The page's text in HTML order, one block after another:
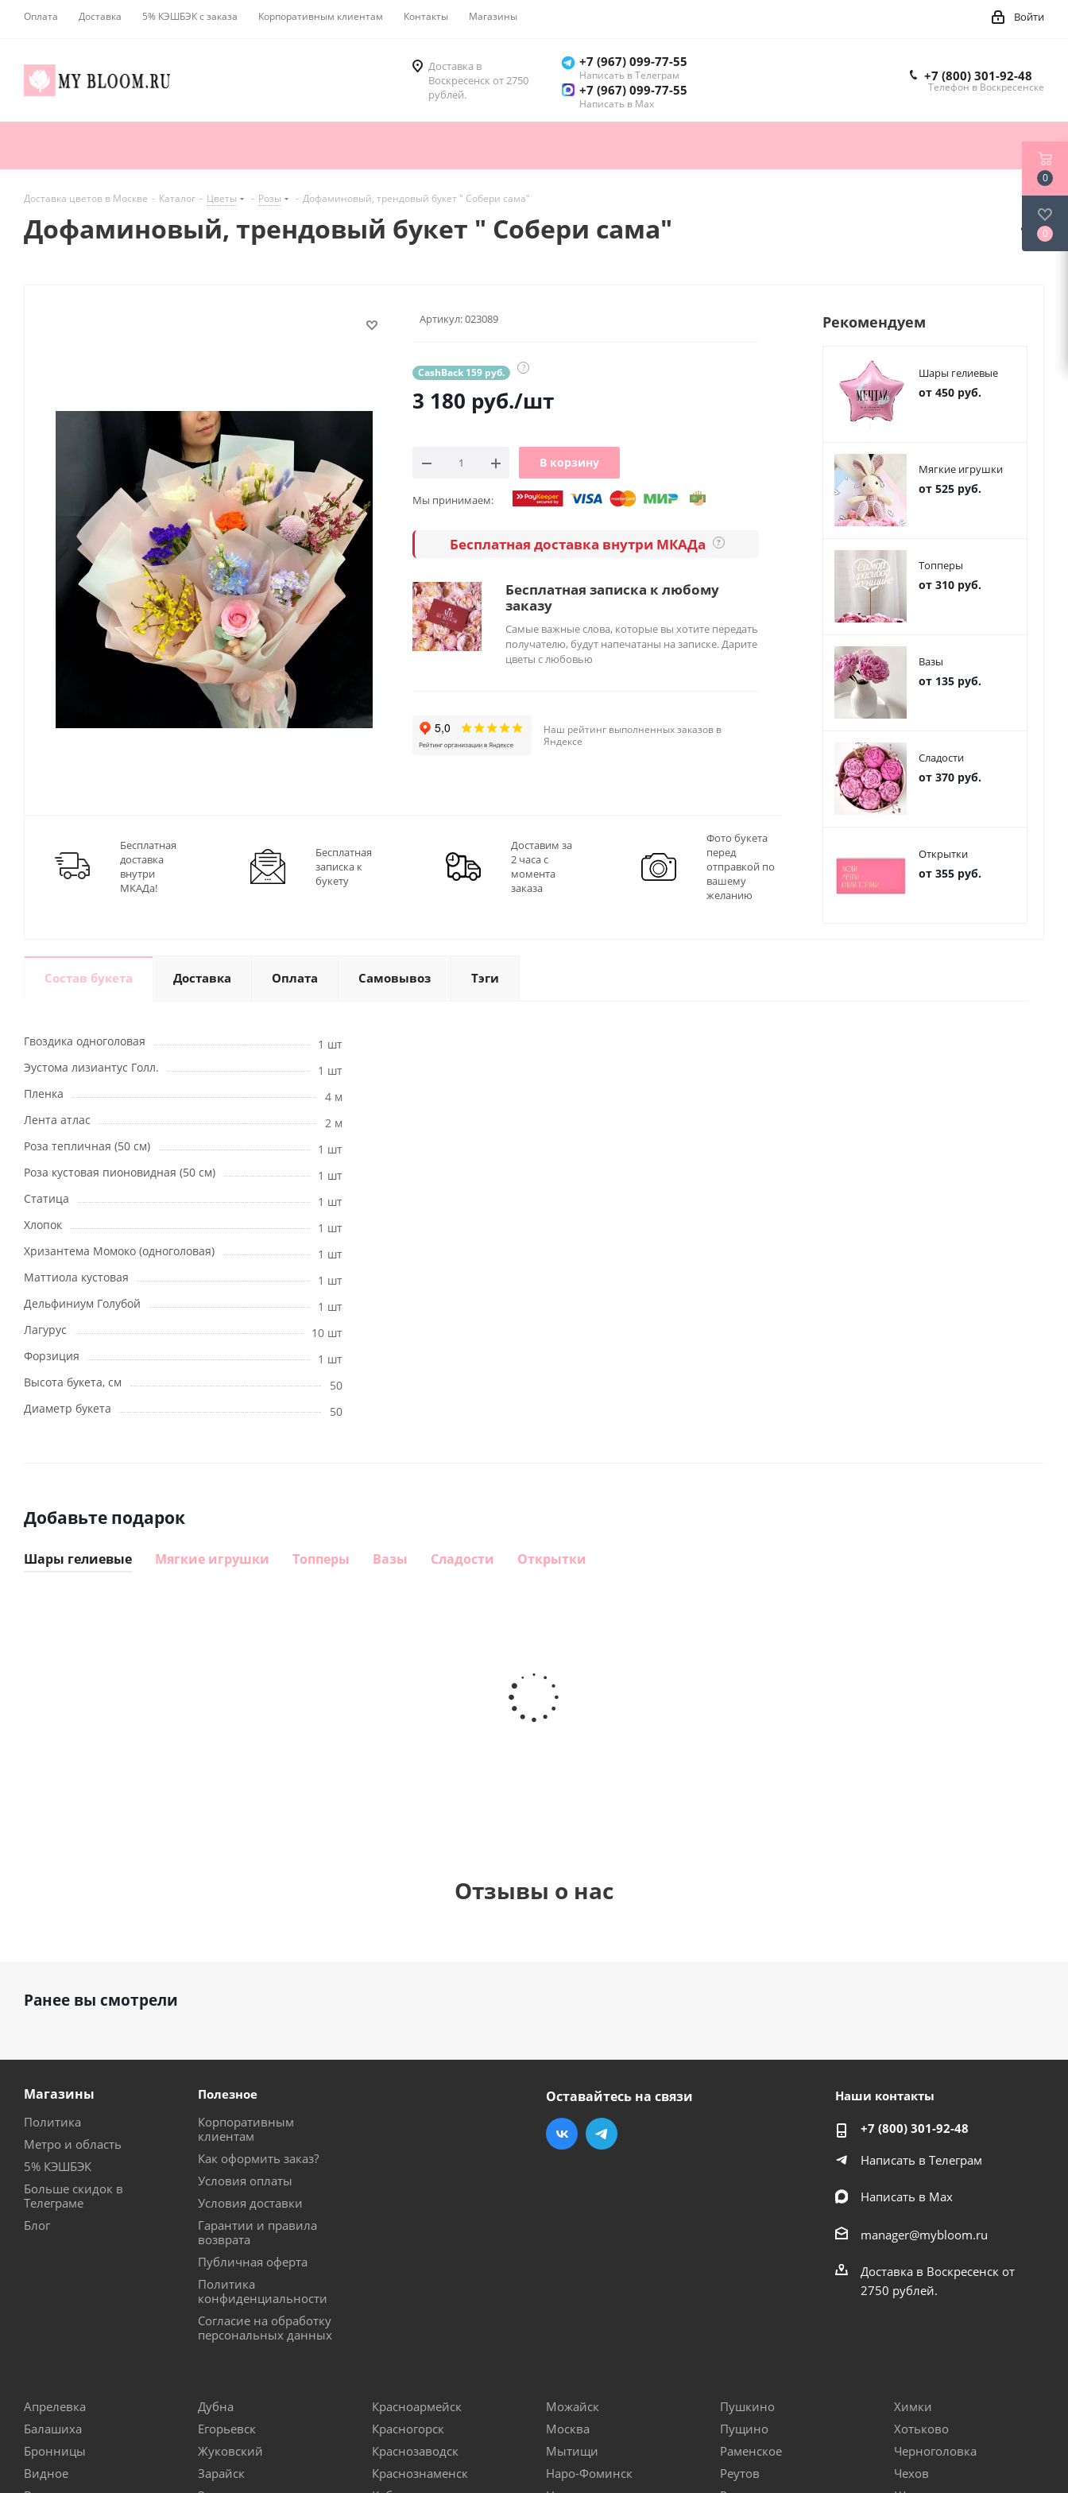
Оплата Доставка 5% КЭШБЭК с заказа Корпоративным клиентам Контакты Магазины Войти
Доставка в
Воскресенск от 2750
рублей.
+7 (967) 099-77-55
Написать в Телеграм
+7 (967) 099-77-55
Написать в Мах
+7 (800) 301-92-48
Телефон в Воскресенске
Доставка цветов в Москве - Каталог - Цветы - Розы - Дофаминовый, трендовый букет " Собери сама"
Дофаминовый, трендовый букет " Собери сама"
Артикул:023089
CashBack 159 руб. ?
3 180 руб./шт
В корзину
Мы принимаем:
Бесплатная доставка внутри МКАДа ?
Бесплатная записка к любому
заказу
Самые важные слова, которые вы хотите передать
получателю, будут напечатаны на записке. Дарите
цветы с любовью
Наш рейтинг выполненных заказов в
Яндексе
Бесплатная
доставка
внутри
МКАДа!
Бесплатная
записка к
букету
Доставим за
2 часа с
момента
заказа
Фото букета
перед
отправкой по
вашему
желанию
Рекомендуем
Шары гелиевые
от 450 руб.
Мягкие игрушки
от 525 руб.
Топперы
от 310 руб.
Вазы
от 135 руб.
Сладости
от 370 руб.
Открытки
от 355 руб.
Состав букета Доставка Оплата Самовывоз Тэги
Гвоздика одноголовая
1 шт
Эустома лизиантус Голл.
1 шт
Пленка
4 м
Лента атлас
2 м
Роза тепличная (50 см)
1 шт
Роза кустовая пионовидная (50 см)
1 шт
Статица
1 шт
Хлопок
1 шт
Хризантема Момоко (одноголовая)
1 шт
Маттиола кустовая
1 шт
Дельфиниум Голубой
1 шт
Лагурус
10 шт
Форзиция
1 шт
Высота букета, см
50
Диаметр букета
50
Добавьте подарок
Шары гелиевые Мягкие игрушки Топперы Вазы Сладости Открытки
гелиевый
цифра 1
(40х102
Отзывы о нас
Ранее вы смотрели
Магазины
Политика
Метро и область
5% КЭШБЭК
Больше скидок в
Телеграме
Блог
Полезное
Корпоративным
клиентам
Как оформить заказ?
Условия оплаты
Условия доставки
Гарантии и правила
возврата
Публичная оферта
Политика
конфиденциальности
Согласие на обработку
персональных данных
Оставайтесь на связи Наши контакты
+7 (800) 301-92-48
Написать в Телеграм
Написать в Мах
manager@mybloom.ru
Доставка в Воскресенск от
2750 рублей.
Апрелевка
Балашиха
Бронницы
Видное
Дубна
Егорьевск
Жуковский
Зарайск
Красноармейск
Красногорск
Краснозаводск
Краснознаменск
Можайск
Москва
Мытищи
Наро-Фоминск
Пушкино
Пущино
Раменское
Реутов
Химки
Хотьково
Черноголовка
Чехов
0
0